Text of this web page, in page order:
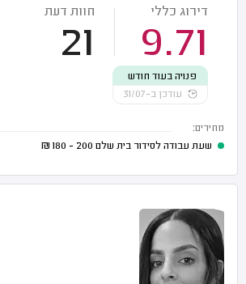
דירוג כללי
9.71
חוות דעת
21
פנויה בעוד חודש
עודכן ב-31/07
מחירים:
שעת עבודה לסידור בית שלם 200 - 180
₪